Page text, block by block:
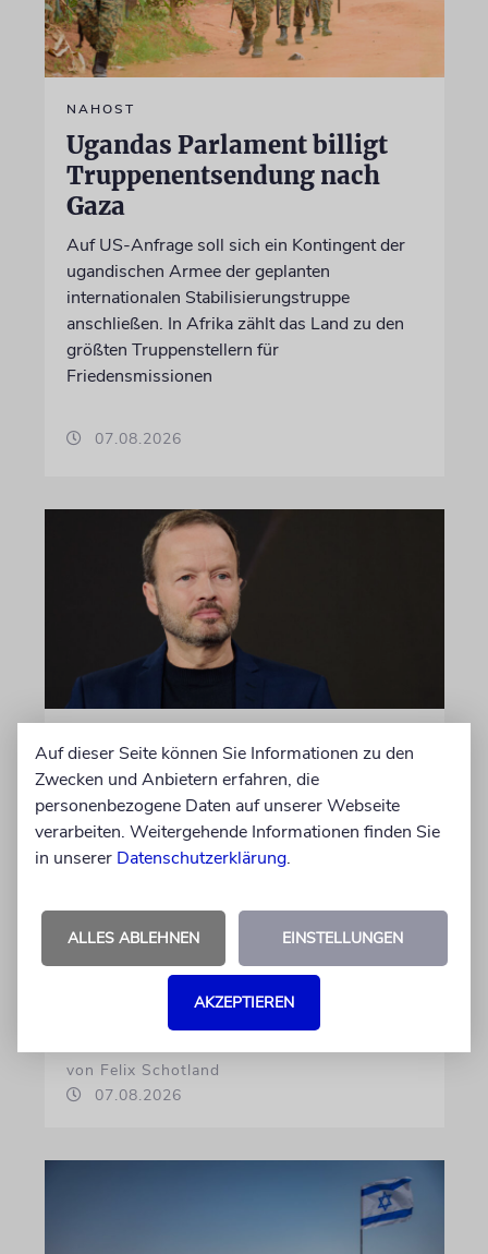
NAHOST
Ugandas Parlament billigt
Truppenentsendung nach
Gaza
Auf US-Anfrage soll sich ein Kontingent der
ugandischen Armee der geplanten
internationalen Stabilisierungstruppe
anschließen. In Afrika zählt das Land zu den
größten Truppenstellern für
Friedensmissionen
07.08.2026
Wie Georg Restle die
Glaubwürdigkeit des ÖRR
untergräbt
Gemeinde Köln, an WDR-
gewandt. Wir dokumentieren das Schreiben
von Felix Schotland
07.08.2026
Auf dieser Seite können Sie Informationen zu den
Zwecken und Anbietern erfahren, die
personenbezogene Daten auf unserer Webseite
verarbeiten. Weitergehende Informationen finden Sie
in unserer Datenschutzerklärung.
ALLES ABLEHNEN EINSTELLUNGEN
AKZEPTIEREN